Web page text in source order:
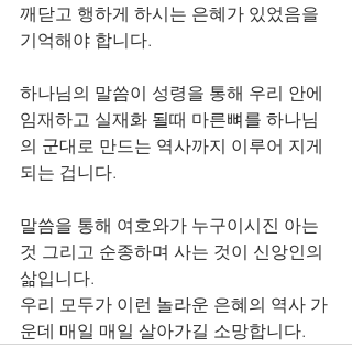
깨닫고 행하게 하시는 은혜가 있었음을
기억해야 합니다.
하나님의 말씀이 성령을 통해 우리 안에
임재하고 실재화 될때 마른뼈를 하나님
의 군대로 만드는 역사까지 이루어 지게
되는 겁니다.
말씀을 통해 여호와가 누구이시진 아는
것 그리고 순종하며 사는 것이 신앙인의
삶입니다.
우리 모두가 이런 놀라운 은혜의 역사 가
운데 매일 매일 살아가길 소망합니다.